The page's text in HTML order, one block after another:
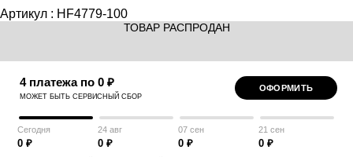
Артикул : HF4779-100
ТОВАР РАСПРОДАН
4 платежа по 0 ₽
МОЖЕТ БЫТЬ СЕРВИСНЫЙ СБОР
ОФОРМИТЬ
Сегодня
0 ₽
24 авг
0 ₽
07 сен
0 ₽
21 сен
0 ₽